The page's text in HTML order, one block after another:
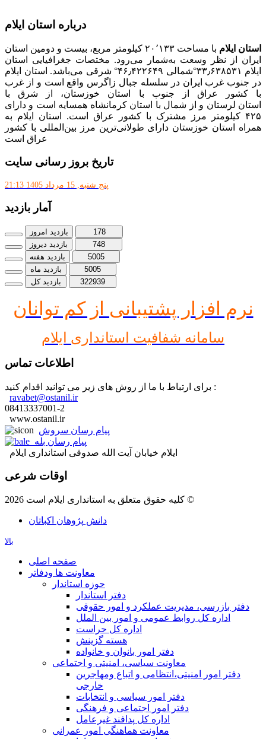
درباره استان ایلام
استان ایلام
با مساحت ۲۰٬۱۳۳ کیلومتر مربع، بیست و دومین استان
ایران از نظر وسعت به‌شمار می‌رود. مختصات جغرافیایی استان
ایلام ۳۳٫۶۳۸۵۳۱°شمالی ۴۶٫۴۲۲۶۴۹° شرقی می‌باشد. استان ایلام
در جنوب غرب ایران در سلسله جبال زاگرس واقع است و از غرب
با کشور عراق از جنوب با استان خوزستان، از شرق با
استان لرستان و از شمال با استان کرمانشاه همسایه است و دارای
۴۲۵ کیلومتر مرز مشترک با کشور عراق است. استان ایلام به
همراه استان خوزستان دارای طولانی‌ترین مرز بین‌المللی با کشور
عراق است
تاریخ بروز رسانی سایت
پنج شنبه, 15 مرداد 1405 21:13
آمار بازدید
بازدید امروز
178
بازدید دیروز
748
بازدید هفته
5005
بازدید ماه
5005
بازدید کل
322939
نرم افز ار پشتیبانی از کم توانان
سامانه شفافیت استانداری ایلام
اطلاعات تماس
برای ارتباط با ما از روش های زیر می توانید اقدام کنید :
ravabet@ostanil.ir
08413337001-2
www.ostanil.ir
پیام رسان سروش
پیام رسان بله
ایلام خیابان آیت الله صدوقی استانداری ایلام
اوقات شرعی
کلیه حقوق متعلق به استانداری ایلام است 2026 ©
دانش پژوهان اکباتان
بالا
صفحه اصلی
معاونت ها ودفاتر
حوزه استاندار
دفتر استاندار
دفتر بازرسی، مدیریت عملکرد و امور حقوقی
اداره کل روابط عمومی و امور بین الملل
اداره کل حراست
هسته گزینش
دفتر امور بانوان و خانواده
معاونت سیاسی، امنیتی و اجتماعی
دفتر امور امنيتی،انتظامی و اتباع ومهاجرین
خارجی
دفتر امور سیاسی و انتخابات
دفتر امور اجتماعی و فرهنگی
اداره کل پدافند غیرعامل
معاونت هماهنگی امور عمرانی